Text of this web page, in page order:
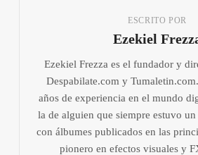
ESCRITO POR
Ezekiel
Ezekiel Frezza es el fundador y
Despabilate.com y
años de experiencia en el mundo
la de alguien que siempre estuvo
con álbumes publicados en las
pionero en efectos visuales y